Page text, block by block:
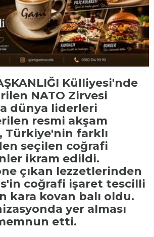
Külliyesi'nde
NATO Zirvesi
dünya liderleri
resmi akşam
Türkiye'nin farklı
seçilen coğrafi
ikram edildi.
çıkan lezzetlerinden
coğrafi işaret tescilli
kara kovan balı oldu.
yer alması
etti.